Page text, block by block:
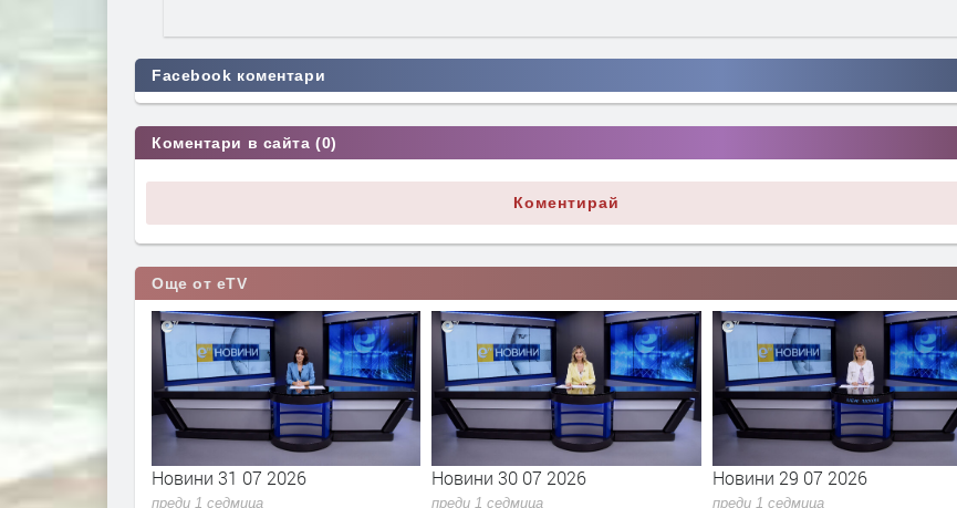
Facebook коментари
Коментари в сайта (0)
Коментирай
Още от eTV
Новини 30 07 2026
преди 1 седмица
Новини 29 07 2026
преди 1 седмица
Новини 28 07 2027
преди 1 седмица